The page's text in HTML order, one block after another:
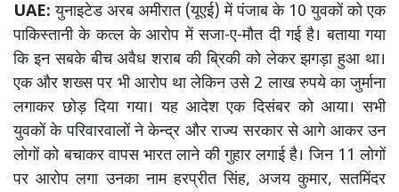
UAE:युनाइटेड अरब अमीरात (यूएई) में पंजाब के 10 युवकों को एक
पाकिस्तानी के कत्ल के आरोप में सजा-ए-मौत दी गई है। बताया गया
कि इन सबके बीच अवैध शराब की ब्रिकी को लेकर झगड़ा हुआ था।
एक और शख्स पर भी आरोप था लेकिन उसे 2 लाख रुपये का जुर्माना
लगाकर छोड़ दिया गया। यह आदेश एक दिसंबर को आया। सभी
युवकों के परिवारवालों ने केन्द्र और राज्य सरकार से आगे आकर उन
लोगों को बचाकर वापस भारत लाने की गुहार लगाई है। जिन 11 लोगों
पर आरोप लगा उनका नाम हरप्रीत सिंह, अजय कुमार, सतमिंदर